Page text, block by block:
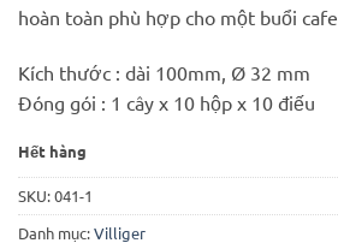
hoàn toàn phù hợp cho một buổi cafe
Kích thước : dài 100mm, Ø 32 mm
Đóng gói : 1 cây x 10 hộp x 10 điếu
Hết hàng
SKU:041-1
Danh mục:Villiger